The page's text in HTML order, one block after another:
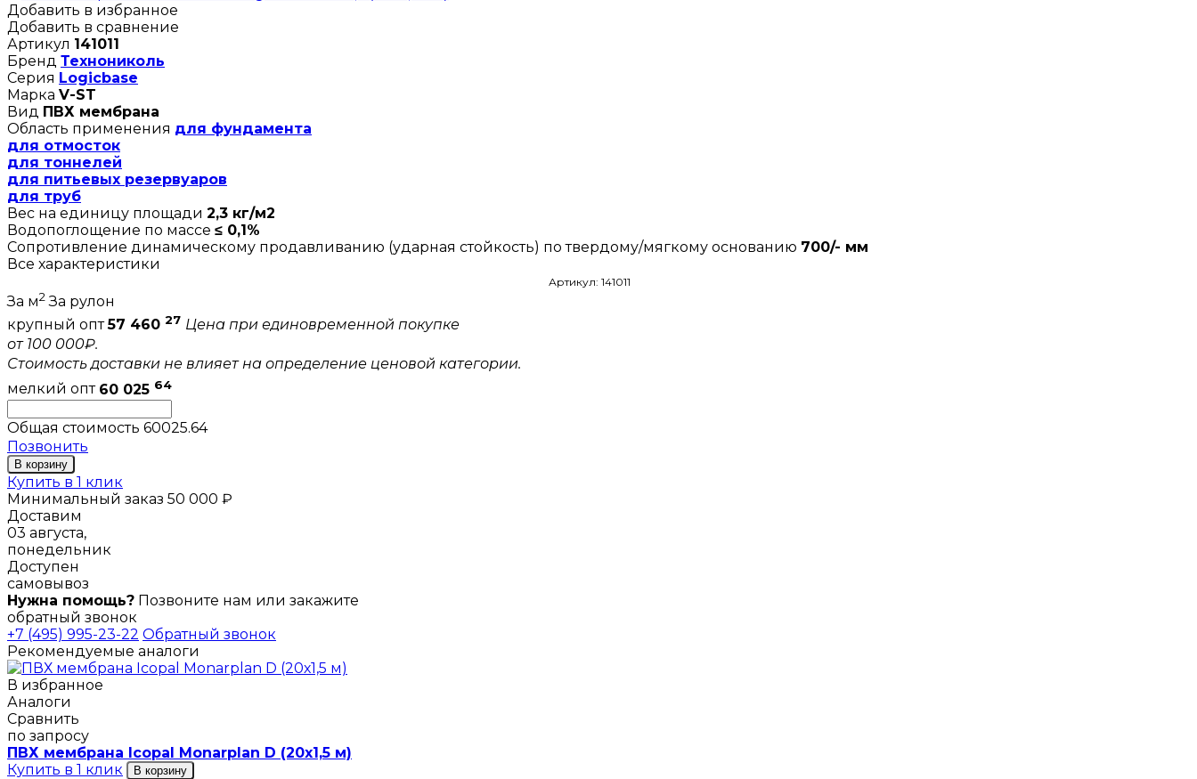
Добавить в избранное
Добавить в сравнение
Артикул 141011
Бренд Технониколь
Серия Logicbase
Марка V-ST
Вид ПВХ мембрана
Область применения для фундамента
для отмосток
для тоннелей
для питьевых резервуаров
для труб
Вес на единицу площади 2,3 кг/м2
Водопоглощение по массе ≤ 0,1%
Сопротивление динамическому продавливанию (ударная стойкость) по твердому/мягкому основанию 700/- мм
Все характеристики
Артикул: 141011
За м2 За рулон
крупный опт 57 460 27 Цена при единовременной покупке
от 100 000₽.
Стоимость доставки не влияет на определение ценовой категории.
мелкий опт 60 025 64
Общая стоимость 60025.64
Позвонить
В корзину
Купить в 1 клик
Минимальный заказ 50 000 ₽
Доставим
03 августа,
понедельник
Доступен
самовывоз
Нужна помощь? Позвоните нам или закажите
обратный звонок
+7 (495) 995-23-22 Обратный звонок
Рекомендуемые аналоги
В избранное
Аналоги
Сравнить
по запросу
ПВХ мембрана Icopal Monarplan D (20х1,5 м)
Купить в 1 клик
В корзину